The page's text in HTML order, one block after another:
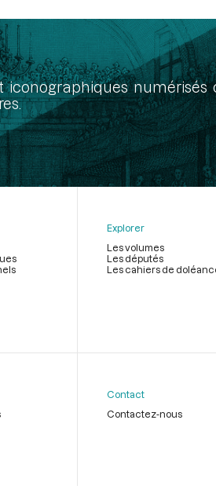
numérisés
Explorer
Les volumes
Les députés
Les cahiers de
Contact
Contactez-nous